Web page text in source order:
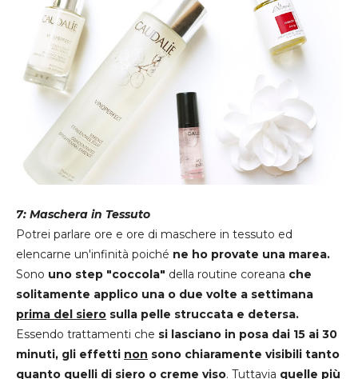
7: Maschera in Tessuto
Potrei parlare ore e ore di maschere in tessuto ed
elencarne un'infinità poiché ne ho provate una marea.
Sono uno step "coccola" della routine coreana che
solitamente applico una o due volte a settimana
prima del siero sulla pelle struccata e detersa.
Essendo trattamenti che si lasciano in posa dai 15 ai 30
minuti, gli effetti non sono chiaramente visibili tanto
quanto quelli di siero o creme viso. Tuttavia quelle più